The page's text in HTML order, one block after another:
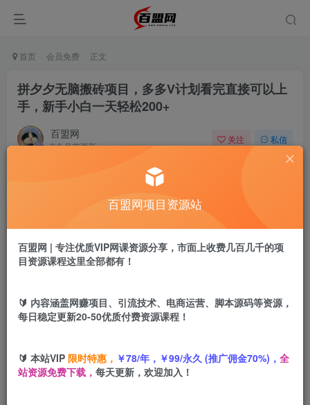
首页 会员免费 正文
拼夕夕无脑搬砖项目，多多V计划看完直接可以上
手，新手小白一天轻松200+
百盟网
9个月前更新
关注 私信
盟币9.9
立即购买
百盟网项目资源站
百盟网 | 专注优质VIP网课资源分享，市面上收费几百几千的项
目资源课程这里全部都有！
🔰 内容涵盖网赚项目、引流技术、电商运营、脚本源码等资源，
每日稳定更新20-50优质付费资源课程！
🔰 本站VIP 限时特惠， ￥78/年，￥99/永久 (推广佣金70%)， 全
站资源免费下载， 每天更新，欢迎加入！